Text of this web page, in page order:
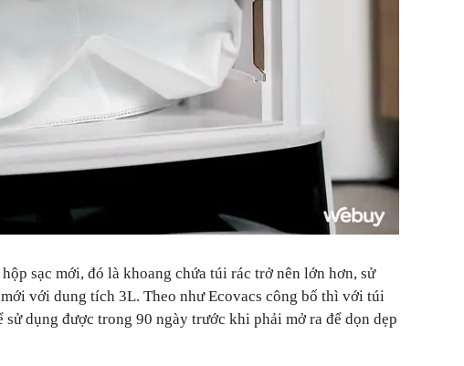
sạc mới, đó là khoang chứa túi rác trở nên lớn hơn, sử
với dung tích 3L. Theo như Ecovacs công bố thì với túi
sử dụng được trong 90 ngày trước khi phải mở ra để dọn dẹp